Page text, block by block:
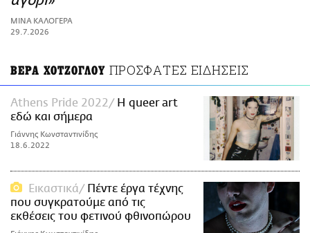
ΑΜΠΑ
PRINT
ΜΙΝΑ ΚΑΛΟΓΕΡΑ
29.7.2026
ΒΕΡΑ ΧΟΤΖΟΓΛΟΥ ΠΡΟΣΦΑΤΕΣ ΕΙΔΗΣΕΙΣ
Athens Pride 2022
Η queer art
εδώ και σήμερα
Γιάννης Κωνσταντινίδης
18.6.2022
Εικαστικά
Πέντε έργα τέχνης
που συγκρατούμε από τις
εκθέσεις του φετινού φθινοπώρου